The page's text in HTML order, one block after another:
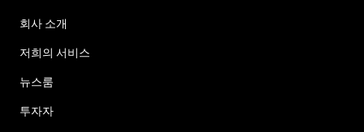
회사 소개
저희의 서비스
뉴스룸
투자자